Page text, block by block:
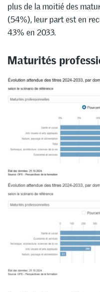
plus de la moitié des
(54%), leur part est en
43% en 2033.
Maturités